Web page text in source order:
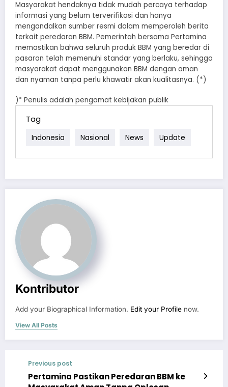
Masyarakat hendaknya tidak mudah percaya terhadap
informasi yang belum terverifikasi dan hanya
mengandalkan sumber resmi dalam memperoleh berita
terkait peredaran BBM. Pemerintah bersama Pertamina
memastikan bahwa seluruh produk BBM yang beredar di
pasaran telah memenuhi standar yang berlaku, sehingga
masyarakat dapat menggunakan BBM dengan aman
dan nyaman tanpa perlu khawatir akan kualitasnya. (*)
)* Penulis adalah pengamat kebijakan publik
Tag
Indonesia Nasional News Update
Kontributor
Add your Biographical Information. Edit your Profile now.
View All Posts
Previous post
Pertamina Pastikan Peredaran BBM ke